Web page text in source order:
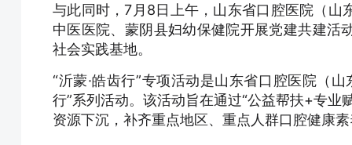
与此同时，7月8日上午，山东省口腔医院（山
中医医院、蒙阴县妇幼保健院开展党建共建活
社会实践基地。
“沂蒙·皓齿行”专项活动是山东省口腔医院（
行”系列活动。该活动旨在通过“公益帮扶+专
资源下沉，补齐重点地区、重点人群口腔健康